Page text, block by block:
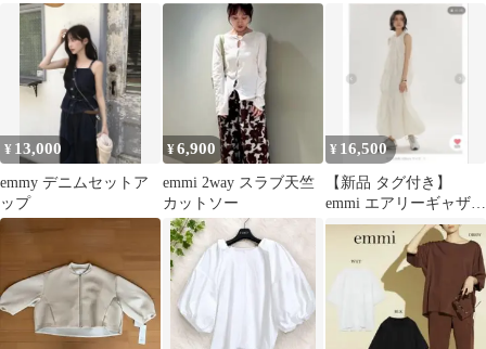
半袖 ロングワンピース
¥ 13,000
emmy デニムセットア
ップ
¥6,900
emmi 2way スラブ天竺
カットソー
¥ 16,500
【新品 タグ付き】
emmi エアリーギャザー
ワンピース